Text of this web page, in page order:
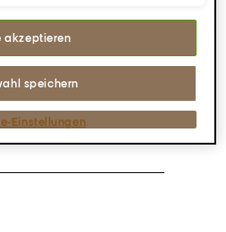
akzeptieren
speichern
Einstellungen